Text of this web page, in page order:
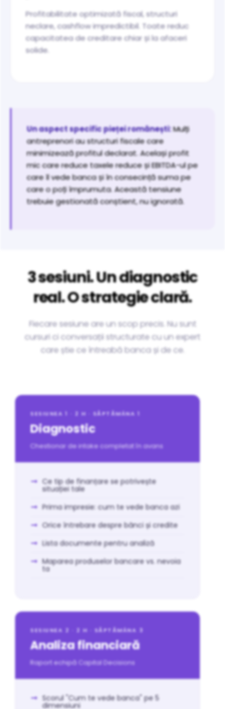
Profitabilitate optimizată fiscal, structuri
neclare, cashflow impredictibil. Toate reduc
capacitatea de creditare chiar și la afaceri
solide.
Un aspect specific pieței românești:Mulți
antreprenori au structuri fiscale care
minimizează profitul declarat. Același profit
mic care reduce taxele reduce și EBITDA-ul pe
care îl vede banca și în consecință suma pe
care o poți împrumuta. Această tensiune
trebuie gestionată conștient, nu ignorată.
3 sesiuni. Un diagnostic
real. O strategie clară.
Fiecare sesiune are un scop precis. Nu sunt
cursuri ci conversații structurate cu un expert
care știe ce întreabă banca și de ce.
SESIUNEA 1 · 2 H · SĂPTĂMÂNA 1
Diagnostic
Chestionar de intake completat în avans
Ce tip de finanțare se potrivește
situației tale
Prima impresie: cum te vede banca azi
Orice întrebare despre bănci și credite
Lista documente pentru analiză
Maparea produselor bancare vs. nevoia
ta
SESIUNEA 2 · 2 H · SĂPTĂMÂNA 3
Analiza financiară
Raport echipă Capital Decisions
Scorul "Cum te vede banca" pe 5
dimensiuni